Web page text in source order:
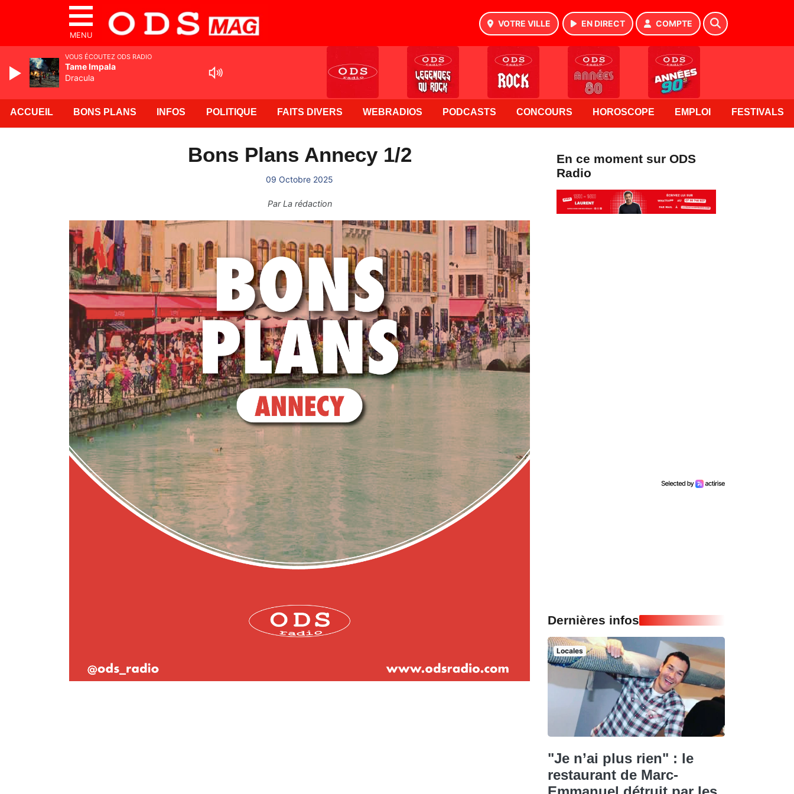
MENU
VOTRE VILLE EN DIRECT COMPTE
ACCUEIL BONS PLANS INFOS POLITIQUE FAITS DIVERS WEBRADIOS PODCASTS CONCOURS HOROSCOPE EMPLOI FESTIVALS
Bons Plans Annecy 1/2
09 Octobre 2025
ParLa rédaction
En ce moment sur ODS
Radio
Dernières infos
Locales
"Je n’ai plus rien" : le
restaurant de Marc-
VOUS ÉCOUTEZ ODS RADIO
Tame Impala
Dracula